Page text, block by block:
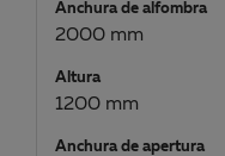
Anchura de alfombra
2000 mm
Altura
1200 mm
Anchura de apertura